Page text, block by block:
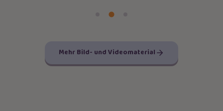
Mehr Bild- und Videomaterial